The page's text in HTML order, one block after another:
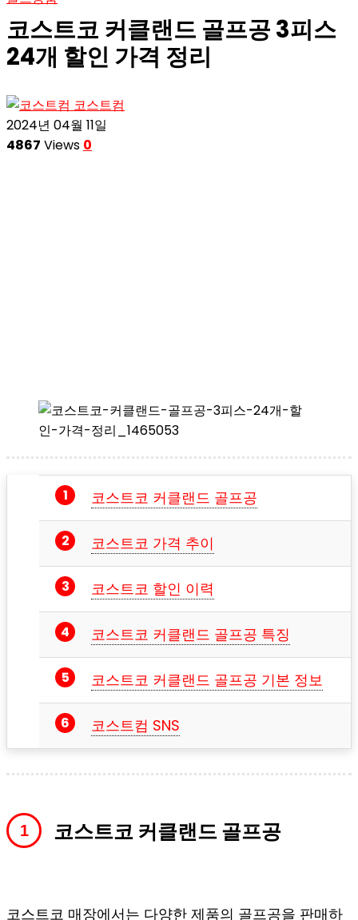
코스트코 커클랜드 골프공 3피스
24개 할인 가격 정리
코스트컴
2024년 04월 11일
4867 Views 0
코스트코 커클랜드 골프공
코스트코 가격 추이
코스트코 할인 이력
코스트코 커클랜드 골프공 특징
코스트코 커클랜드 골프공 기본 정보
코스트컴 SNS
코스트코 커클랜드 골프공
코스트코 매장에서는 다양한 제품의 골프공을 판매하